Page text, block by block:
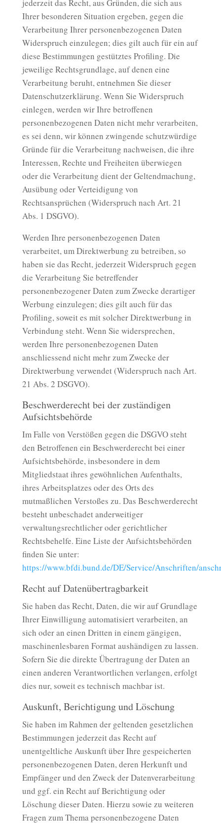
jederzeit das Recht, aus Gründen, die sich aus
Ihrer besonderen Situation ergeben, gegen die
Verarbeitung Ihrer personenbezogenen Daten
Widerspruch einzulegen; dies gilt auch für ein auf
diese Bestimmungen gestütztes Profiling. Die
jeweilige Rechtsgrundlage, auf denen eine
Verarbeitung beruht, entnehmen Sie dieser
Datenschutzerklärung. Wenn Sie Widerspruch
einlegen, werden wir Ihre betroffenen
personenbezogenen Daten nicht mehr verarbeiten,
es sei denn, wir können zwingende schutzwürdige
Gründe für die Verarbeitung nachweisen, die ihre
Interessen, Rechte und Freiheiten überwiegen
oder die Verarbeitung dient der Geltendmachung,
Ausübung oder Verteidigung von
Rechtsansprüchen (Widerspruch nach Art. 21
Abs. 1 DSGVO).
Werden Ihre personenbezogenen Daten
verarbeitet, um Direktwerbung zu betreiben, so
haben sie das Recht, jederzeit Widerspruch gegen
die Verarbeitung Sie betreffender
personenbezogener Daten zum Zwecke derartiger
Werbung einzulegen; dies gilt auch für das
Profiling, soweit es mit solcher Direktwerbung in
Verbindung steht. Wenn Sie widersprechen,
werden Ihre personenbezogenen Daten
anschliessend nicht mehr zum Zwecke der
Direktwerbung verwendet (Widerspruch nach Art.
21 Abs. 2 DSGVO).
Beschwerderecht bei der zuständigen
Aufsichtsbehörde
Im Falle von Verstößen gegen die DSGVO steht
den Betroffenen ein Beschwerderecht bei einer
Aufsichtsbehörde, insbesondere in dem
Mitgliedstaat ihres gewöhnlichen Aufenthalts,
ihres Arbeitsplatzes oder des Orts des
mutmaßlichen Verstoßes zu. Das Beschwerderecht
besteht unbeschadet anderweitiger
verwaltungsrechtlicher oder gerichtlicher
Rechtsbehelfe. Eine Liste der Aufsichtsbehörden
finden Sie unter:
https://www.bfdi.bund.de/DE/Service/Anschriften/
Recht auf Datenübertragbarkeit
Sie haben das Recht, Daten, die wir auf Grundlage
Ihrer Einwilligung automatisiert verarbeiten, an
sich oder an einen Dritten in einem gängigen,
maschinenlesbaren Format aushändigen zu lassen.
Sofern Sie die direkte Übertragung der Daten an
einen anderen Verantwortlichen verlangen, erfolgt
dies nur, soweit es technisch machbar ist.
Auskunft, Berichtigung und Löschung
Sie haben im Rahmen der geltenden gesetzlichen
Bestimmungen jederzeit das Recht auf
unentgeltliche Auskunft über Ihre gespeicherten
personenbezogenen Daten, deren Herkunft und
Empfänger und den Zweck der Datenverarbeitung
und ggf. ein Recht auf Berichtigung oder
Löschung dieser Daten. Hierzu sowie zu weiteren
Fragen zum Thema personenbezogene Daten